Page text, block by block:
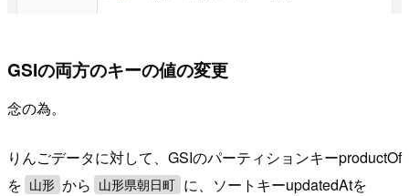
GSIの両方のキーの値の変更
念の為。
りんごデータに対して、GSIのパーティションキーproductOf
を
山形 から 山形県朝日町 に、ソートキーupdatedAtを